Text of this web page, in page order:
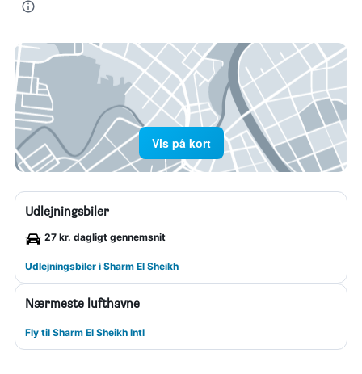
Vis på kort
Udlejningsbiler
27 kr. dagligt gennemsnit
Udlejningsbiler i Sharm El Sheikh
Nærmeste lufthavne
Fly til Sharm El Sheikh Intl